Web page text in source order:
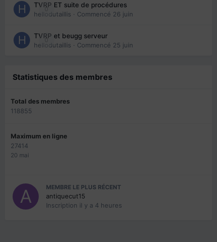
0
TVRP ET suite de procédures
hellodutaillis · Commencé 26 juin
0
TVRP et beugg serveur
hellodutaillis · Commencé 25 juin
Statistiques des membres
Total des membres
118855
Maximum en ligne
27414
20 mai
MEMBRE LE PLUS RÉCENT
antiquecut15
Inscription il y a 4 heures